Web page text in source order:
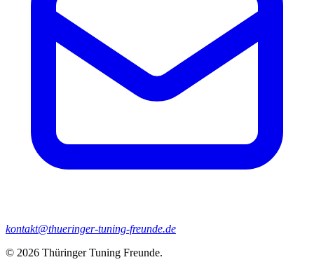
kontakt@thueringer-tuning-freunde.de
© 2026 Thüringer Tuning Freunde.